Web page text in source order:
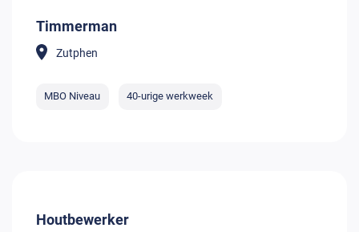
Timmerman
Zutphen
MBO Niveau 40-urige werkweek
Houtbewerker